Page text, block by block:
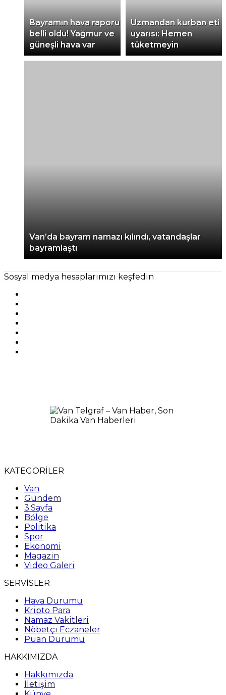
Bayramın hava raporu
belli oldu! Yağmur ve
güneşli hava var
Uzmandan kurban eti
uyarısı: Hemen
tüketmeyin
Van’da bayram namazı kılındı, vatandaşlar
bayramlaştı
Sosyal medya hesaplarımızı keşfedin
KATEGORİLER
Van
Gündem
3.Sayfa
Bölge
Politika
Spor
Ekonomi
Magazin
Video Galeri
SERVİSLER
Hava Durumu
Kripto Para
Namaz Vakitleri
Nöbetçi Eczaneler
Puan Durumu
HAKKIMIZDA
Hakkımızda
İletişim